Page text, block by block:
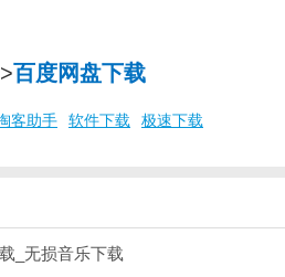
百度网盘下载
客助手 软件下载 极速下载
_无损音乐下载